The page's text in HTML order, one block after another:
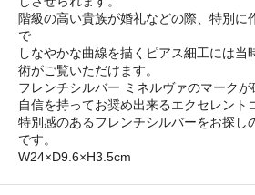
階級の高い貴族が婚礼などの際、特別に
で
しなやかな曲線を描くピアス細工には当
術がご覧いただけます。
フレンチシルバー ミネルヴァのマークが
自信を持ってお奨め出来るエクセレント
特別感のあるフレンチシルバーをお探し
です。
W24×D9.6×H3.5cm